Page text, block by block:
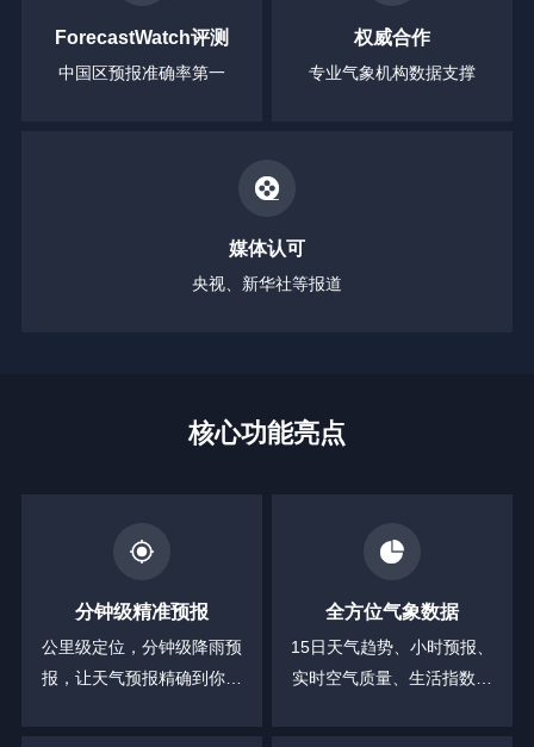
ForecastWatch评测
中国区预报准确率第一
权威合作
专业气象机构数据支撑
媒体认可
央视、新华社等报道
核心功能亮点
分钟级精准预报
公里级定位，分钟级降雨预
报，让天气预报精确到你身
全方位气象数据
15日天气趋势、小时预报、
实时空气质量、生活指数等